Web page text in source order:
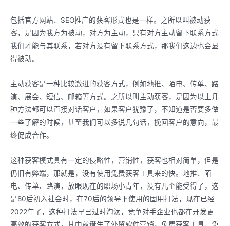
包括官方网站、SEO推广的获客形式也是一样。之所以叫被动获
客，是因为我方为被动，对方为主动，只有对方主动留下联系方式
我们才能与其联系，若对方没有留下联系方式，那我们这边也会显
得被动。
主动获客是一种比较激进的获客方式，例如地推、陌电、传单、路
演、展会、短信、邮箱等方式。之所以叫主动获客，是因为以上几
种方法都可以直接对话客户，如果客户犹豫了，不知道是否要多做
一些了解的时候，甚至我们可以多说几句话，挽回客户的意向，最
终促成合作。
这种获客模式具有一定的侵略性，营销性，获客也相对简单，但是
仍旧有弊端，那就是，没有使用免费获客工具来的快。地推、陌
电、传单、路演，放眼现在的职场小青年，没有几个能受得了，这
是80后初入社会时，在70后的领导下使用的固用打法，现在已经
2022年了，这种打法早已过时淘汰，竞争对手企业也都在开发更